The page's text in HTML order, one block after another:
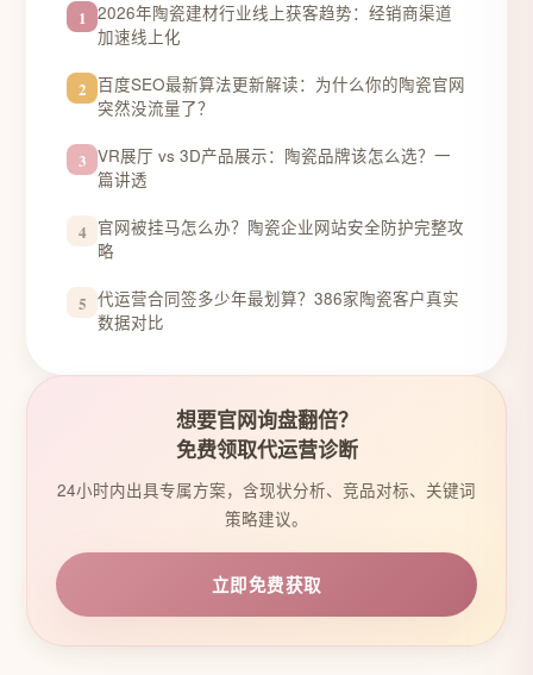
1 2026年陶瓷建材行业线上获客趋势：经销商渠道
加速线上化
2 百度SEO最新算法更新解读：为什么你的陶瓷官网
突然没流量了？
3 VR展厅 vs 3D产品展示：陶瓷品牌该怎么选？一
篇讲透
4 官网被挂马怎么办？陶瓷企业网站安全防护完整攻
略
5 代运营合同签多少年最划算？386家陶瓷客户真实
数据对比
想要官网询盘翻倍？
免费领取代运营诊断
24小时内出具专属方案，含现状分析、竞品对标、关键词
策略建议。
立即免费获取